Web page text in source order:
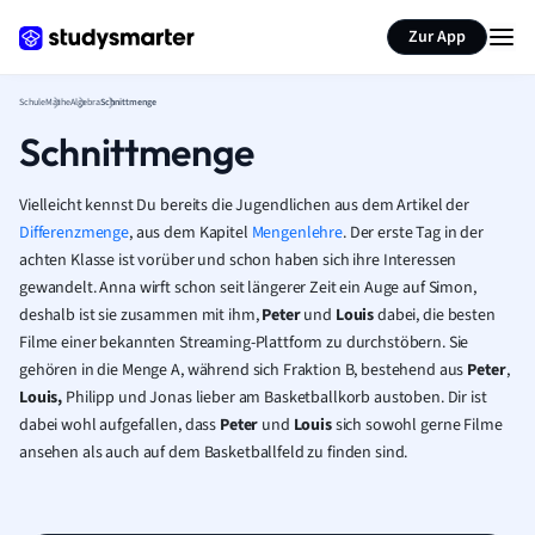
Zur App
SchuleMatheAlgebraSchnittmenge
Schnittmenge
Vielleicht kennst Du bereits die Jugendlichen aus dem Artikel der
Differenzmenge, aus dem Kapitel Mengenlehre. Der erste Tag in der
achten Klasse ist vorüber und schon haben sich ihre Interessen
gewandelt. Anna wirft schon seit längerer Zeit ein Auge auf Simon,
deshalb ist sie zusammen mit ihm,Peterund Louisdabei, die besten
Filme einer bekannten Streaming-Plattform zu durchstöbern. Sie
gehören in die Menge A, während sich Fraktion B, bestehend aus Peter,
Louis, Philipp und Jonas lieber am Basketballkorb austoben. Dir ist
dabei wohl aufgefallen, dass Peter und Louissich sowohl gerne Filme
ansehen als auch auf dem Basketballfeld zu finden sind.
Seite zusammenfassen